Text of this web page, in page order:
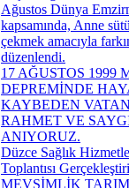
Ağustos Dünya
kapsamında, Anne
çekmek amacıyla
düzenlendi.
17 AĞUSTOS 1999
DEPREMİNDE
KAYBEDEN
RAHMET VE
ANIYORUZ.
Düzce Sağlık
Toplantısı
MEVSİMLİK